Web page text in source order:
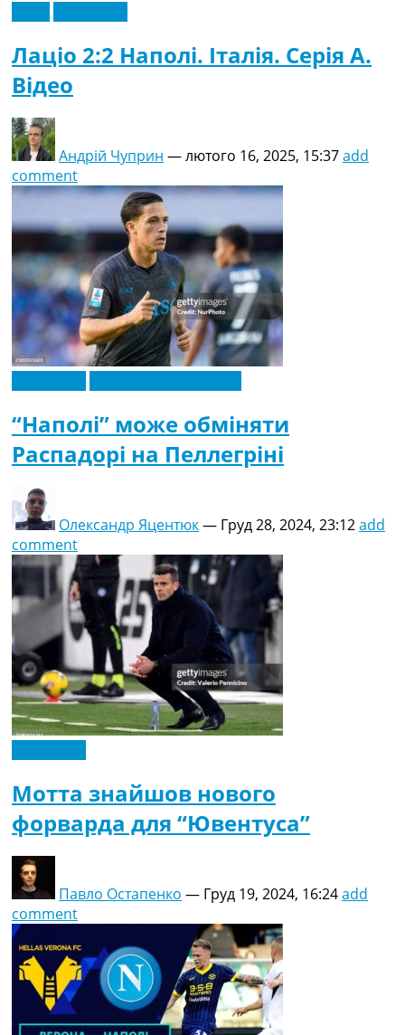
Лаціо 2:2 Наполі. Італія. Серія A.
Відео
Андрій Чуприн —лютого 16, 2025, 15:37add
comment
“Наполі” може обміняти
Распадорі на Пеллегріні
Олександр Яцентюк— Груд 28, 2024, 23:12add
comment
Мотта знайшов нового
форварда для “Ювентуса”
Павло Остапенко — Груд 19, 2024, 16:24add
comment